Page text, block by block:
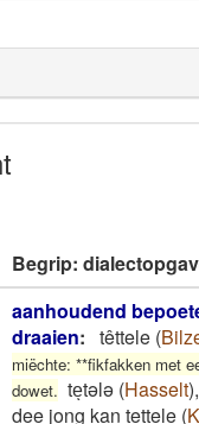
Begrip:
aanhoudend
draaien: têttele (
miëchte: **fikfakken met
dowet. teͅtələ (Hasselt),
dee jong kan tettele (